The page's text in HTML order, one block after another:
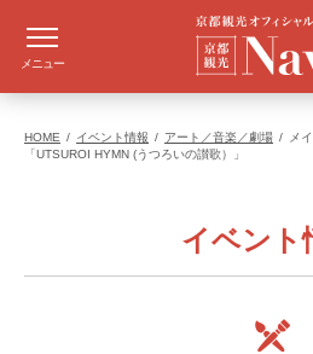
メニュー
HOME イベント情報 アート／音楽／劇場
メ
「UTSUROI HYMN (うつろいの讃歌）」
イベント